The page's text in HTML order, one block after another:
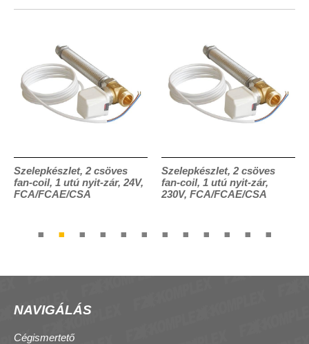
Szelepkészlet, 2 csöves
fan-coil, 1 utú nyit-zár, 24V,
FCA/FCAE/CSA
Szelepkészlet, 2 csöves
fan-coil, 1 utú nyit-zár,
230V, FCA/FCAE/CSA
NAVIGÁLÁS
Cégismertető